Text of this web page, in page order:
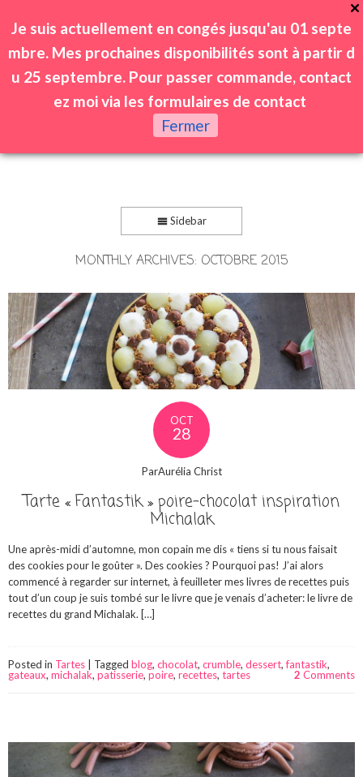
Sidebar
MONTHLY ARCHIVES: OCTOBRE 2015
OCT
28
ParAurélia Christ
Tarte « Fantastik » poire-chocolat inspiration
Michalak
Une après-midi d’automne, mon copain me dis « tiens si tu nous faisait
des cookies pour le goûter ». Des cookies ? Pourquoi pas! J’ai alors
commencé à regarder sur internet, à feuilleter mes livres de recettes puis
tout d’un coup je suis tombé sur le livre que je venais d’acheter: le livre de
recettes du grand Michalak. […]
Posted in Tartes Tagged blog, chocolat, crumble, dessert,fantastik,
gateaux, michalak, patisserie, poire, recettes, tartes 2 Comments
Je suis actuellement en congés jusqu'au 01 septe
mbre. Mes prochaines disponibilités sont à partir d
u 25 septembre. Pour passer commande, contact
ez moi via les formulaires de contact
Fermer